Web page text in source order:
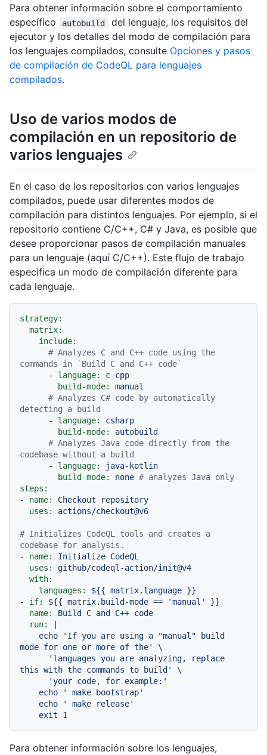
Para obtener información sobre el comportamiento
específico
autobuild
del lenguaje, los requisitos del
ejecutor y los detalles del modo de compilación para
los lenguajes compilados, consulte Opciones y pasos
de compilación de CodeQL para lenguajes
compilados.
Uso de varios modos de
compilación en un repositorio de
varios lenguajes
En el caso de los repositorios con varios lenguajes
compilados, puede usar diferentes modos de
compilación para distintos lenguajes. Por ejemplo, si el
repositorio contiene C/C++, C# y Java, es posible que
desee proporcionar pasos de compilación manuales
para un lenguaje (aquí C/C++). Este flujo de trabajo
especifica un modo de compilación diferente para
cada lenguaje.
strategy:
matrix:
include:
# Analyzes C and C++ code using the
commands in `Build C and C++ code`
-
language:
c-cpp
build-mode:
manual
# Analyzes C# code by automatically
detecting a build
-
language:
csharp
build-mode:
autobuild
# Analyzes Java code directly from the
codebase without a build
-
language:
java-kotlin
build-mode:
none # analyzes Java only
steps:
-
name: Checkout
repository
uses:
actions/checkout@v6
# Initializes CodeQL tools and creates a
codebase for analysis.
-
name: Initialize CodeQL
uses:
github/codeql-action/init@v4
with:
languages:
${{ matrix.language }}
-
if: ${{ matrix.build-mode == 'manual'
}}
name:
Build C and C++ code
run:
|
mode for one or more of the' \
this with the commands to build' \
Para obtener información sobre los lenguajes,